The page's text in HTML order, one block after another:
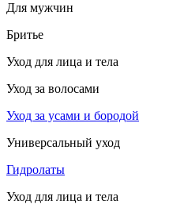
Для мужчин
Бритье
Уход для лица и тела
Уход за волосами
Уход за усами и бородой
Универсальный уход
Гидролаты
Уход для лица и тела